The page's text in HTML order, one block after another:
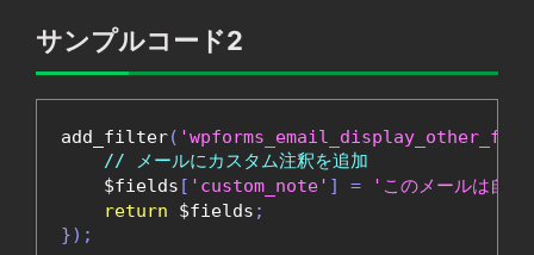
サンプルコード2
add_filter(
// メールにカスタム注釈を追加
    $fields
[ 'custom_note' ] =
'このメールは自
return $fields ;
});